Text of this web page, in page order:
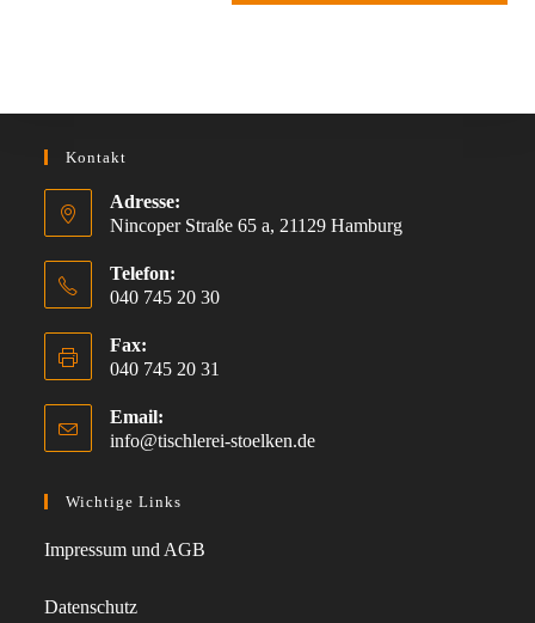
Kontakt
Adresse:
Nincoper Straße 65 a, 21129 Hamburg
Telefon:
040 745 20 30
Fax:
040 745 20 31
Email:
info@tischlerei-stoelken.deOpens
Wichtige Links
Impressum und AGB
Datenschutz